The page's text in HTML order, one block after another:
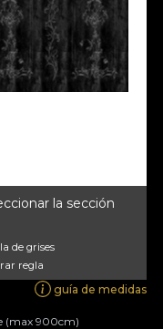
la sección
de grises
regla
guía de medidas
(max 900cm)